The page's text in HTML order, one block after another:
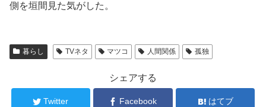
側を垣間見た気がした。
暮らし TVネタ マツコ 人間関係 孤独
シェアする
Twitter Facebook はてブ